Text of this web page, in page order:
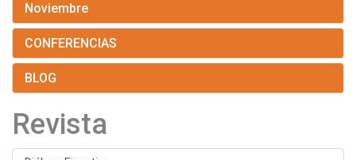
Noviembre
CONFERENCIAS
BLOG
Revista